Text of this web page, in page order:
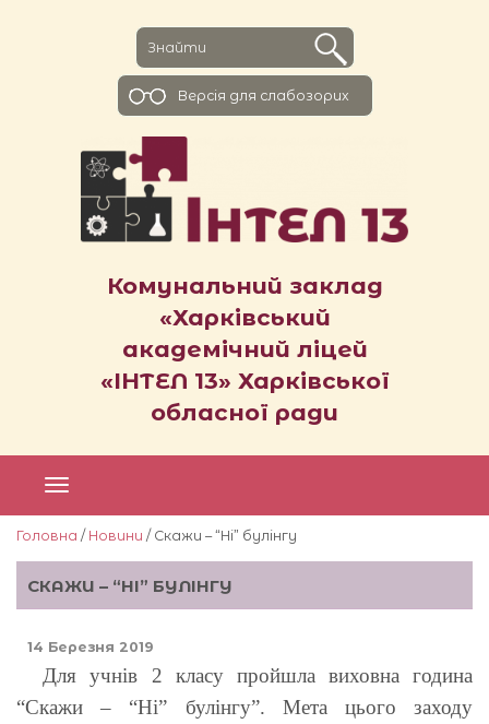
Комунальний заклад
«Харківський
академічний ліцей
«ІНТЕЛ 13» Харківської
обласної ради
Версiя для слабозорих
Головна / Новини / Скажи – “Ні” булінгу
СКАЖИ – “НІ” БУЛІНГУ
14 Березня 2019
Для учнів 2 класу пройшла виховна година
“Скажи – “Ні” булінгу”. Мета цього заходу